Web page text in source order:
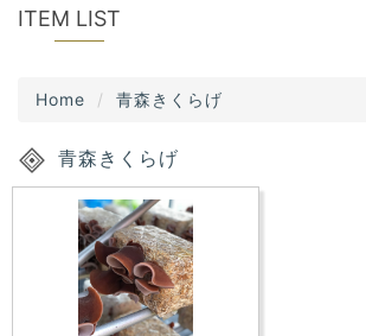
u
s
ITEM LIST
Home 青森きくらげ
青森きくらげ